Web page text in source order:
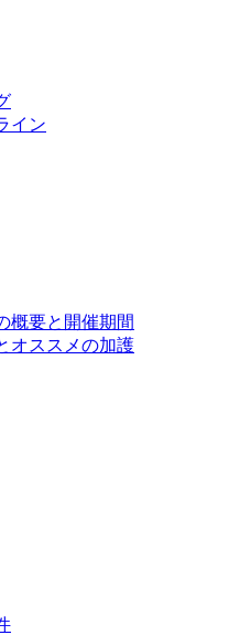
イン
概要と開催期間
オススメの加護